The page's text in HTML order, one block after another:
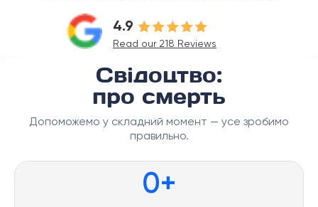
4.9
Read our 218 Reviews
Свідоцтво:
про смерть
Допоможемо у складний момент — усе зробимо
правильно.
0+